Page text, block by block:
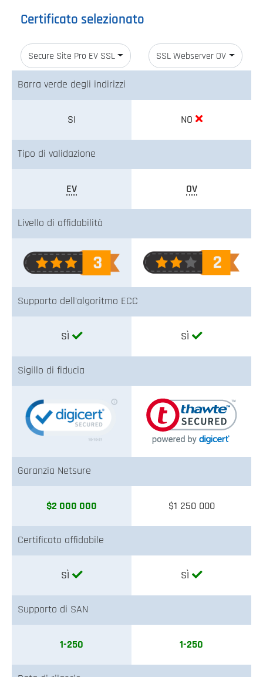
Certificato selezionato
Secure Site Pro EV SSL SSL Webserver OV
Barra verde degli indirizzi
SI NO
Tipo di validazione
EV OV
Livello di affidabilità
Supporto dell'algoritmo ECC
SÌ SÌ
Sigillo di fiducia
Garanzia Netsure
$2 000 000 $1 250 000
Certificato affidabile
SÌ SÌ
Supporto di SAN
1-250 1-250